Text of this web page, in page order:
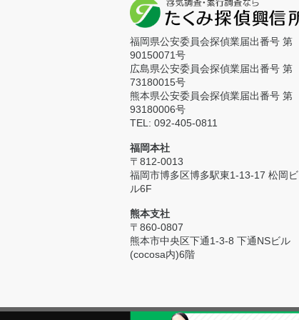
福岡県公安委員会探偵業届出番号 第
90150071号
広島県公安委員会探偵業届出番号 第
73180015号
熊本県公安委員会探偵業届出番号 第
93180006号
TEL: 092-405-0811
福岡本社
〒812-0013
福岡市博多区博多駅東1-13-17 松岡ビ
ル6F
熊本支社
〒860-0807
熊本市中央区下通1-3-8 下通NSビル
(cocosa内)6階